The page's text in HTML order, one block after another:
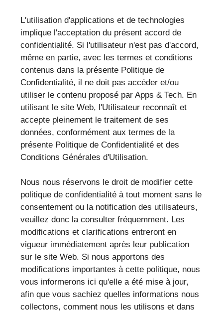
L'utilisation d'applications et de technologies
implique l'acceptation du présent accord de
confidentialité. Si l'utilisateur n'est pas d'accord,
même en partie, avec les termes et conditions
contenus dans la présente Politique de
Confidentialité, il ne doit pas accéder et/ou
utiliser le contenu proposé par Apps & Tech. En
utilisant le site Web, l'Utilisateur reconnaît et
accepte pleinement le traitement de ses
données, conformément aux termes de la
présente Politique de Confidentialité et des
Conditions Générales d'Utilisation.
Nous nous réservons le droit de modifier cette
politique de confidentialité à tout moment sans le
consentement ou la notification des utilisateurs,
veuillez donc la consulter fréquemment. Les
modifications et clarifications entreront en
vigueur immédiatement après leur publication
sur le site Web. Si nous apportons des
modifications importantes à cette politique, nous
vous informerons ici qu'elle a été mise à jour,
afin que vous sachiez quelles informations nous
collectons, comment nous les utilisons et dans